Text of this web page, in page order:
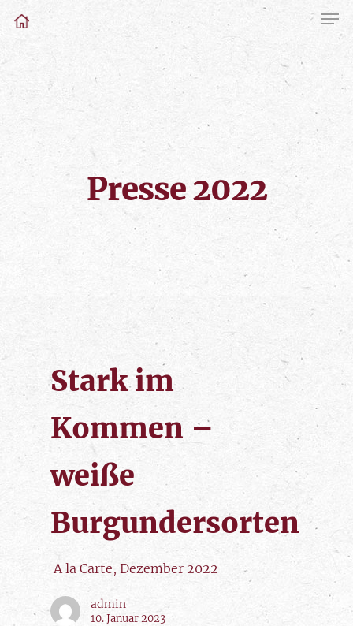
Presse 2022
Stark im
Kommen –
weiße
Burgundersorten
A la Carte, Dezember 2022
admin
10. Januar 2023